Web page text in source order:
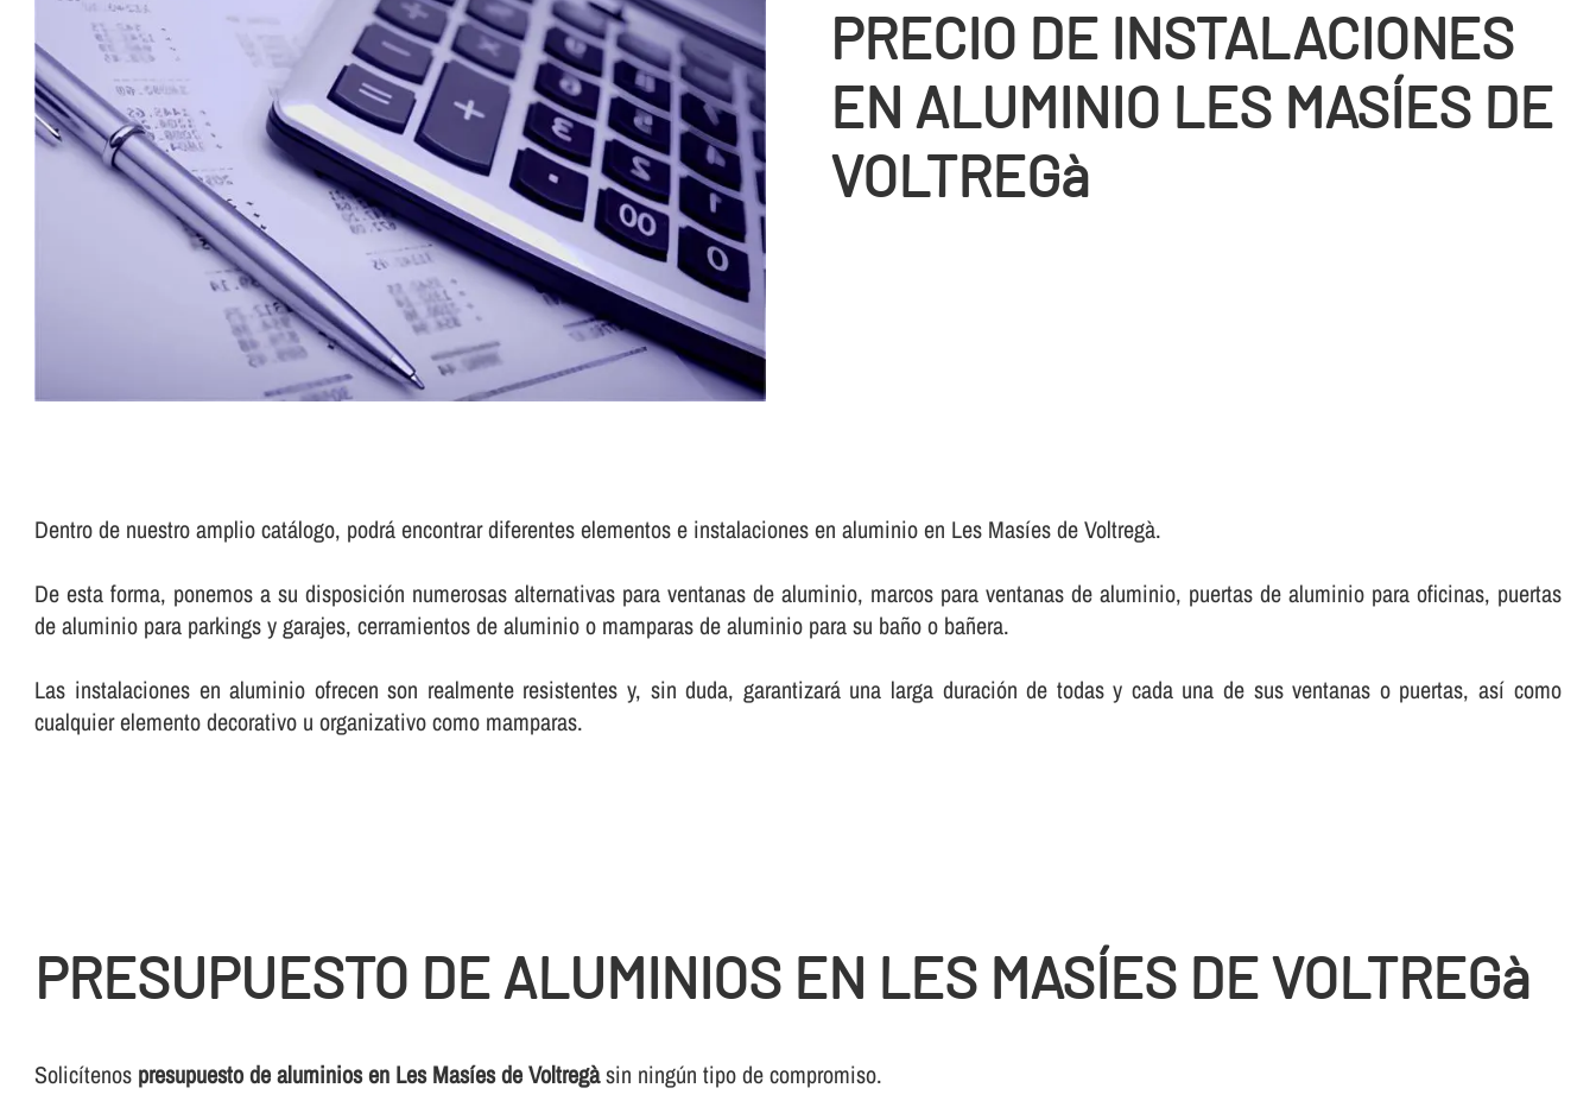
PRECIO DE INSTALACIONES
EN ALUMINIO LES MASÍES DE
VOLTREGà
Dentro de nuestro amplio catálogo, podrá encontrar diferentes elementos e instalaciones en aluminio en Les Masíes de Voltregà.
De esta forma, ponemos a su disposición numerosas alternativas para ventanas de aluminio, marcos para ventanas de aluminio, puertas de aluminio para oficinas, puertas
de aluminio para parkings y garajes, cerramientos de aluminio o mamparas de aluminio para su baño o bañera.
Las instalaciones en aluminio ofrecen son realmente resistentes y, sin duda, garantizará una larga duración de todas y cada una de sus ventanas o puertas, así­ como
cualquier elemento decorativo u organizativo como mamparas.
PRESUPUESTO DE ALUMINIOS EN LES MASÍES DE VOLTREGà
Solicí­tenos presupuesto de aluminios en Les Masíes de Voltregàsin ningún tipo de compromiso.